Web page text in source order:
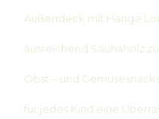
Außendeck mit
ausreichend Saunaholz
Obst – und
für jedes Kind eine